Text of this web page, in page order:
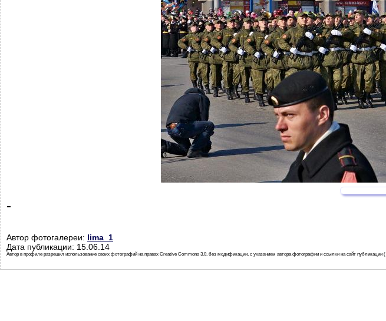
-
Автор фотогалереи: lima_1
Дата публикации: 15.06.14
Автор в профиле разрешил использование своих фотографий на правах Creative Commons 3.0, без модификации, с указанием автора фотографии и ссылки на сайт публикации (